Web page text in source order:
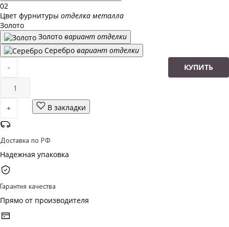
02
Цвет фурнитуры отделка металла
Золото
Золото вариант отделки
Серебро вариант отделки
-
+
КУПИТЬ
В закладки
Доставка по РФ
Надежная упаковка
Гарантия качества
Прямо от производителя